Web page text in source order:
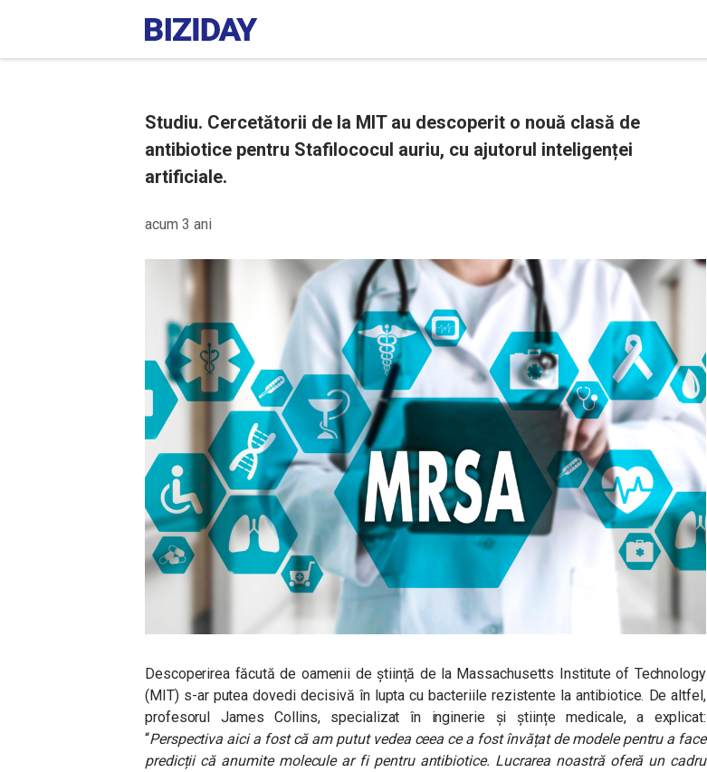
Studiu. Cercetătorii de la MIT au descoperit o nouă clasă de
antibiotice pentru Stafilococul auriu, cu ajutorul inteligenței
artificiale.
acum 3 ani
Descoperirea făcută de oamenii de știință de la Massachusetts Institute of Technology
(MIT) s-ar putea dovedi decisivă în lupta cu bacteriile rezistente la antibiotice. De altfel,
profesorul James Collins, specializat în inginerie și științe medicale, a explicat:
“Perspectiva aici a fost că am putut vedea ceea ce a fost învățat de modele pentru a face
predicții că anumite molecule ar fi pentru antibiotice. Lucrarea noastră oferă un cadru